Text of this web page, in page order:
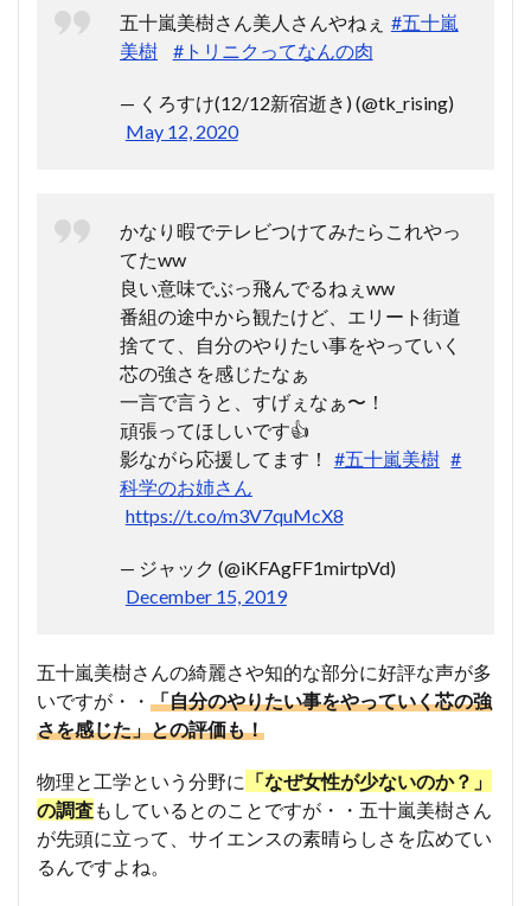
五十嵐美樹さん美人さんやねぇ #五十嵐
美樹
#トリニクってなんの肉
— くろすけ(12/12新宿逝き) (@tk_rising)
May 12, 2020
かなり暇でテレビつけてみたらこれやっ
てたww
良い意味でぶっ飛んでるねぇww
番組の途中から観たけど、エリート街道
捨てて、自分のやりたい事をやっていく
芯の強さを感じたなぁ
一言で言うと、すげぇなぁ〜！
頑張ってほしいです👍
影ながら応援してます！
#五十嵐美樹 #
科学のお姉さん
https://t.co/m3V7quMcX8
— ジャック (@iKFAgFF1mirtpVd)
December 15, 2019
五十嵐美樹さんの綺麗さや知的な部分に好評な声が多
いですが・・ 「自分のやりたい事をやっていく芯の強
さを感じた」との評価も！
物理と工学という分野に 「なぜ女性が少ないのか？」
の調査もしているとのことですが・・五十嵐美樹さん
が先頭に立って、サイエンスの素晴らしさを広めてい
るんですよね。